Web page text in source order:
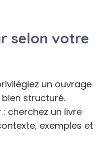
selon votre
un ouvrage
structuré.
: cherchez un livre
exemples et